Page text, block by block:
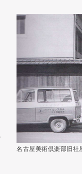
名古屋美術倶楽部旧社